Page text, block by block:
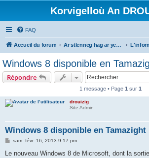
Korvigelloù An
FAQ
Accueil du forum Ar stlenneg hag ar yezhoù bihan er bed a-bezh
Windows 8 disponible en
Répondre
1 message • Page 1 sur 1
drouizig
Site Admin
Windows 8 disponible en Tamazight
M
s
sam. févr. 16, 2013 9:17 pm
Le nouveau Windows 8 de Microsoft, dont la